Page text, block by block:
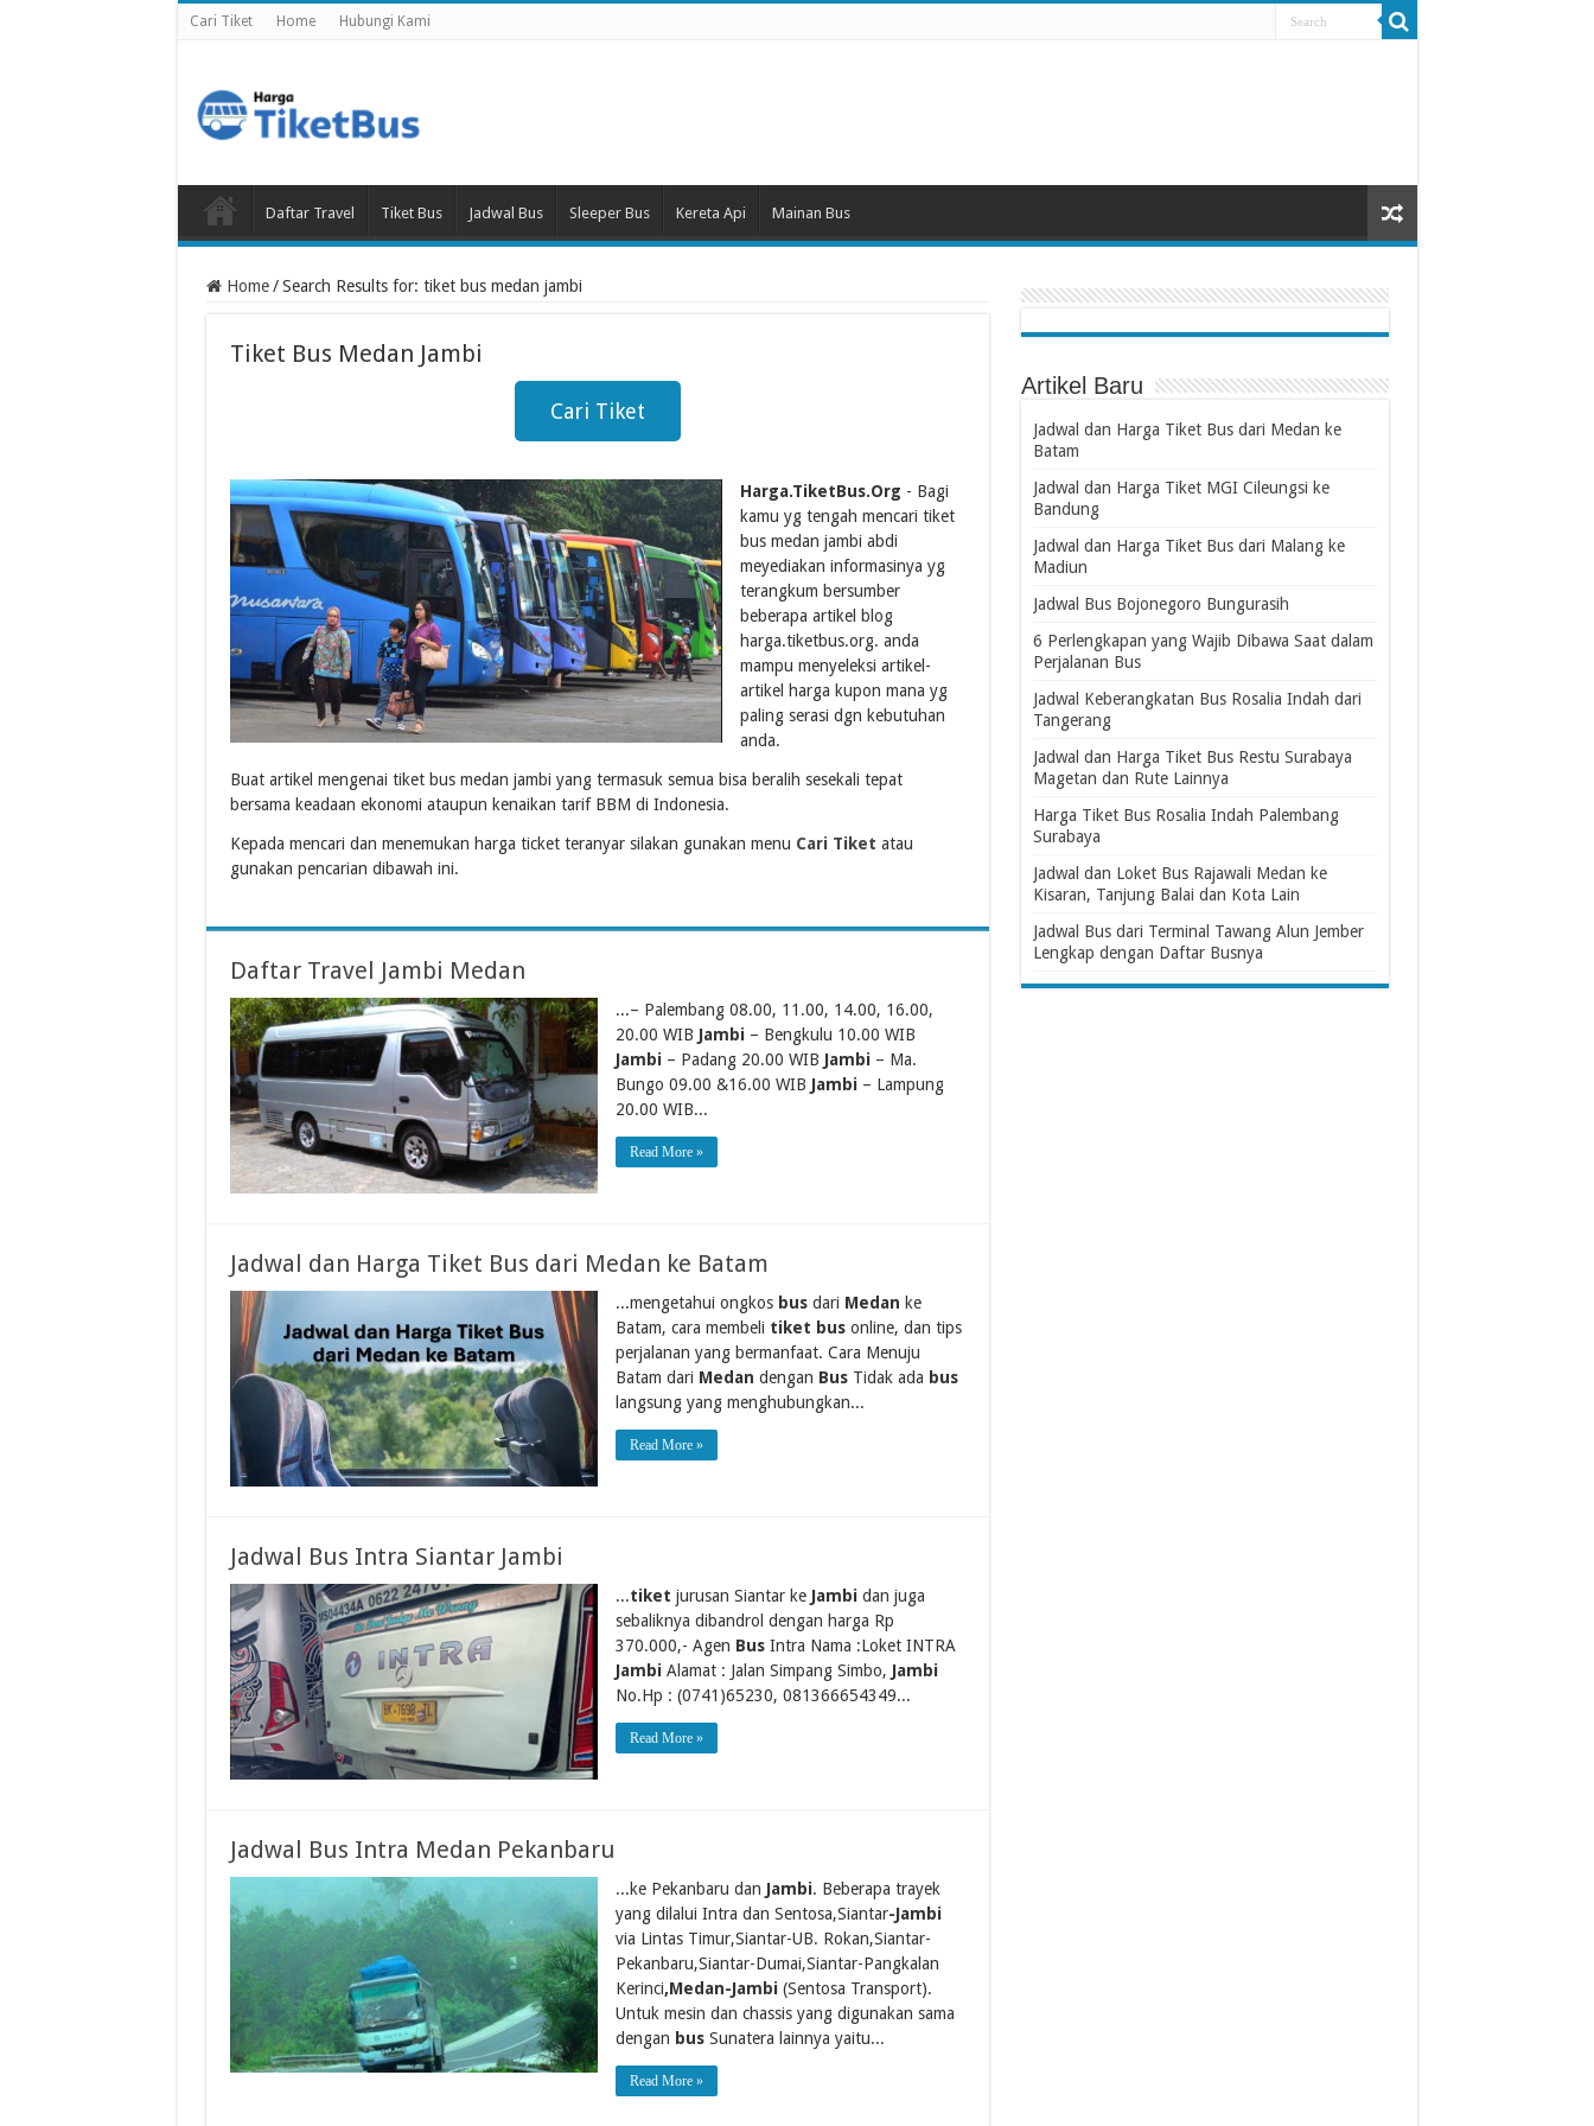
Cari Tiket Home Hubungi Kami
Daftar Travel Tiket Bus Jadwal Bus Sleeper Bus Kereta Api Mainan Bus
Home / Search Results for: tiket bus medan jambi
Tiket Bus Medan Jambi
Cari Tiket
Harga.TiketBus.Org - Bagi
kamu yg tengah mencari tiket
bus medan jambi abdi
meyediakan informasinya yg
terangkum bersumber
beberapa artikel blog
harga.tiketbus.org. anda
mampu menyeleksi artikel-
artikel harga kupon mana yg
paling serasi dgn kebutuhan
anda.
Buat artikel mengenai tiket bus medan jambi yang termasuk semua bisa beralih sesekali tepat
bersama keadaan ekonomi ataupun kenaikan tarif BBM di Indonesia.
Kepada mencari dan menemukan harga ticket teranyar silakan gunakan menu Cari Tiket atau
gunakan pencarian dibawah ini.
Daftar Travel Jambi Medan
...– Palembang 08.00, 11.00, 14.00, 16.00,
20.00 WIB Jambi– Bengkulu 10.00 WIB
Jambi– Padang 20.00 WIB Jambi– Ma.
Bungo 09.00 &16.00 WIB Jambi– Lampung
20.00 WIB...
Read More »
Jadwal dan Harga Tiket Bus dari Medan ke Batam
...mengetahui ongkos busdari Medan ke
Batam, cara membeli tiket busonline, dan tips
perjalanan yang bermanfaat. Cara Menuju
Batam dari Medan dengan BusTidak ada bus
langsung yang menghubungkan...
Read More »
Jadwal Bus Intra Siantar Jambi
...tiket jurusan Siantar ke Jambidan juga
sebaliknya dibandrol dengan harga Rp
370.000,- Agen BusIntra Nama :Loket INTRA
JambiAlamat : Jalan Simpang Simbo, Jambi
No.Hp : (0741)65230, 081366654349...
Read More »
Jadwal Bus Intra Medan Pekanbaru
...ke Pekanbaru dan Jambi. Beberapa trayek
yang dilalui Intra dan Sentosa,Siantar-Jambi
via Lintas Timur,Siantar-UB. Rokan,Siantar-
Pekanbaru,Siantar-Dumai,Siantar-Pangkalan
Kerinci,Medan-Jambi(Sentosa Transport).
Untuk mesin dan chassis yang digunakan sama
dengan busSunatera lainnya yaitu...
Read More »
Artikel Baru
Jadwal dan Harga Tiket Bus dari Medan ke
Batam
Jadwal dan Harga Tiket MGI Cileungsi ke
Bandung
Jadwal dan Harga Tiket Bus dari Malang ke
Madiun
Jadwal Bus Bojonegoro Bungurasih
6 Perlengkapan yang Wajib Dibawa Saat dalam
Perjalanan Bus
Jadwal Keberangkatan Bus Rosalia Indah dari
Tangerang
Jadwal dan Harga Tiket Bus Restu Surabaya
Magetan dan Rute Lainnya
Harga Tiket Bus Rosalia Indah Palembang
Surabaya
Jadwal dan Loket Bus Rajawali Medan ke
Kisaran, Tanjung Balai dan Kota Lain
Jadwal Bus dari Terminal Tawang Alun Jember
Lengkap dengan Daftar Busnya